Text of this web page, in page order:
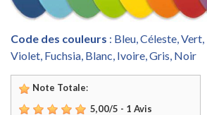
Code des couleurs : Bleu, Céleste,
Violet, Fuchsia, Blanc, Ivoire, Gris, Noir
Note Totale:
5,00/5 - 1 Avis